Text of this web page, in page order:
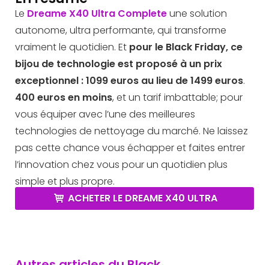
Le Dreame X40 Ultra Completeune solution
autonome, ultra performante, qui transforme
vraiment le quotidien. Et pour le Black Friday, ce
bijou de technologie est proposé à un prix
exceptionnel : 1099 euros au lieu de 1499 euros.
400 euros en moins, et un tarif imbattable; pour
vous équiper avec l’une des meilleures
technologies de nettoyage du marché. Ne laissez
pas cette chance vous échapper et faites entrer
l’innovation chez vous pour un quotidien plus
simple et plus propre.
ACHETER LE DREAME X40 ULTRA